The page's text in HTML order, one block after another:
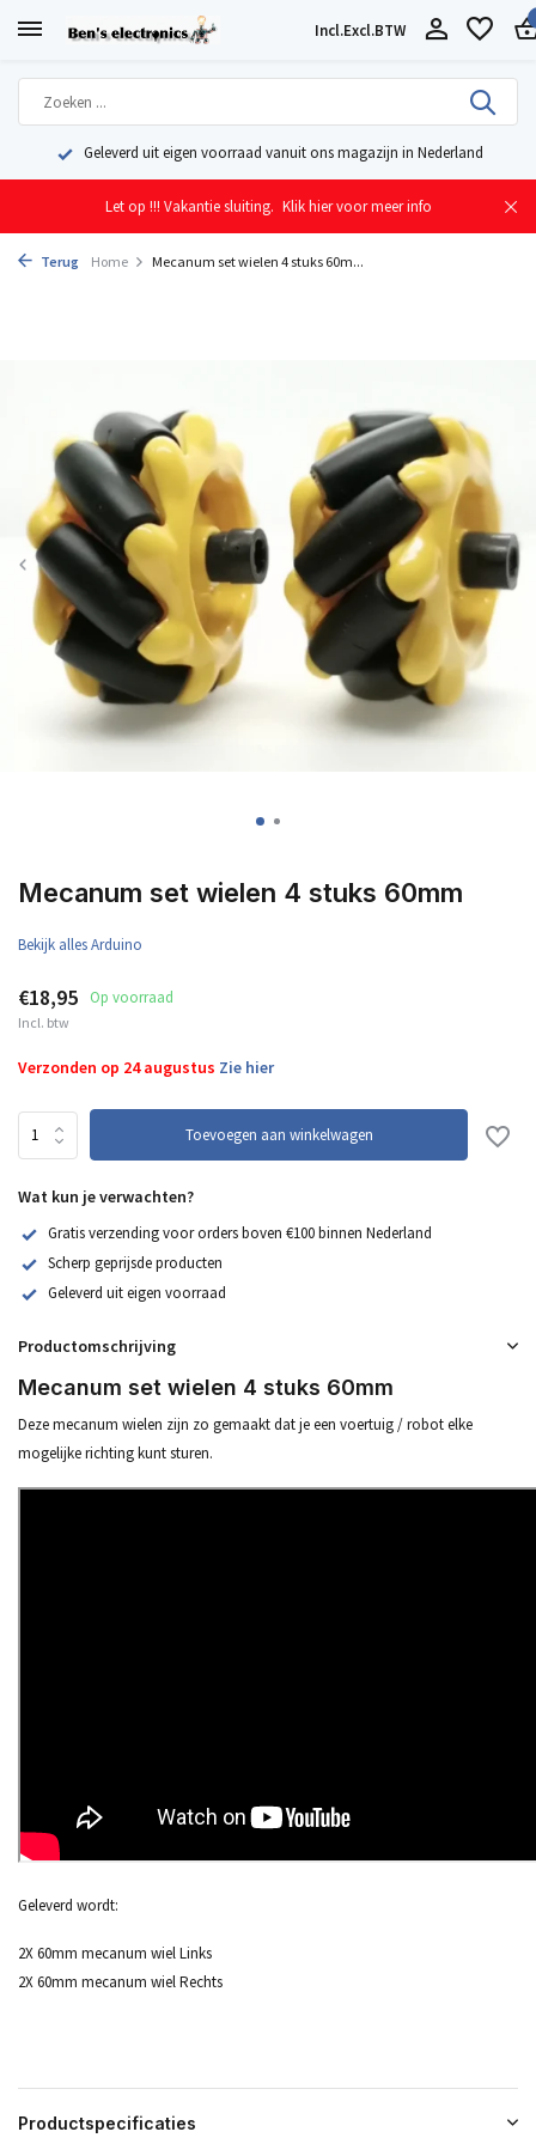
Incl.Excl.BTW
Geleverd uit eigen voorraad vanuit ons magazijn in Nederland
Let op !!! Vakantie sluiting. Klik hier voor meer info
Terug Home Mecanum set wielen 4 stuks 60m...
Mecanum set wielen 4 stuks 60mm
Bekijk alles Arduino
€18,95 Op voorraad
Incl. btw
Verzonden op 24 augustus Zie hier
Toevoegen aan winkelwagen
Wat kun je verwachten?
Gratis verzending voor orders boven €100 binnen Nederland
Scherp geprijsde producten
Geleverd uit eigen voorraad
Productomschrijving
Mecanum set wielen 4 stuks 60mm
Deze mecanum wielen zijn zo gemaakt dat je een voertuig / robot elke
mogelijke richting kunt sturen.
Geleverd wordt:
2X 60mm mecanum wiel Links
2X 60mm mecanum wiel Rechts
Productspecificaties